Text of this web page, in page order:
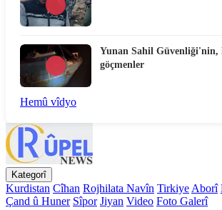
Yunan Sahil Güvenliği'nin,
göçmenler
Hemû vîdyo
Kategorî
Kurdistan Cîhan Rojhilata Navîn Tirkiye Aborî
Çand û Huner Sîpor Jiyan Video Foto Galerî